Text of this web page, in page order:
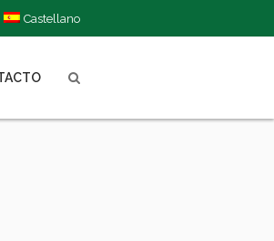
Castellano